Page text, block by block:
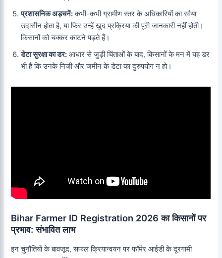
प्रशासनिक अड़चनें:कभी-कभी ग्रामीण स्तर के अधिकारियों का रवैया
उदासीन होता है, या फिर उन्हें खुद प्रक्रिया की पूरी जानकारी नहीं होती।
किसानों को चक्कर काटने पड़ते हैं।
डेटा सुरक्षा का डर: आधार से जुड़ी चिंताओं के बाद, किसानों के मन में यह डर
भी है कि उनके निजी और जमीन के डेटा का दुरुपयोग न हो।
Bihar Farmer ID Registration 2026 का किसानों पर
प्रभाव: संभावित लाभ
इन चुनौतियों के बावजूद, सफल क्रियान्वयन पर फॉर्मर आईडी के दूरगामी